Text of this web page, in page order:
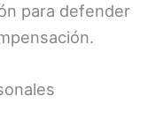
para defender